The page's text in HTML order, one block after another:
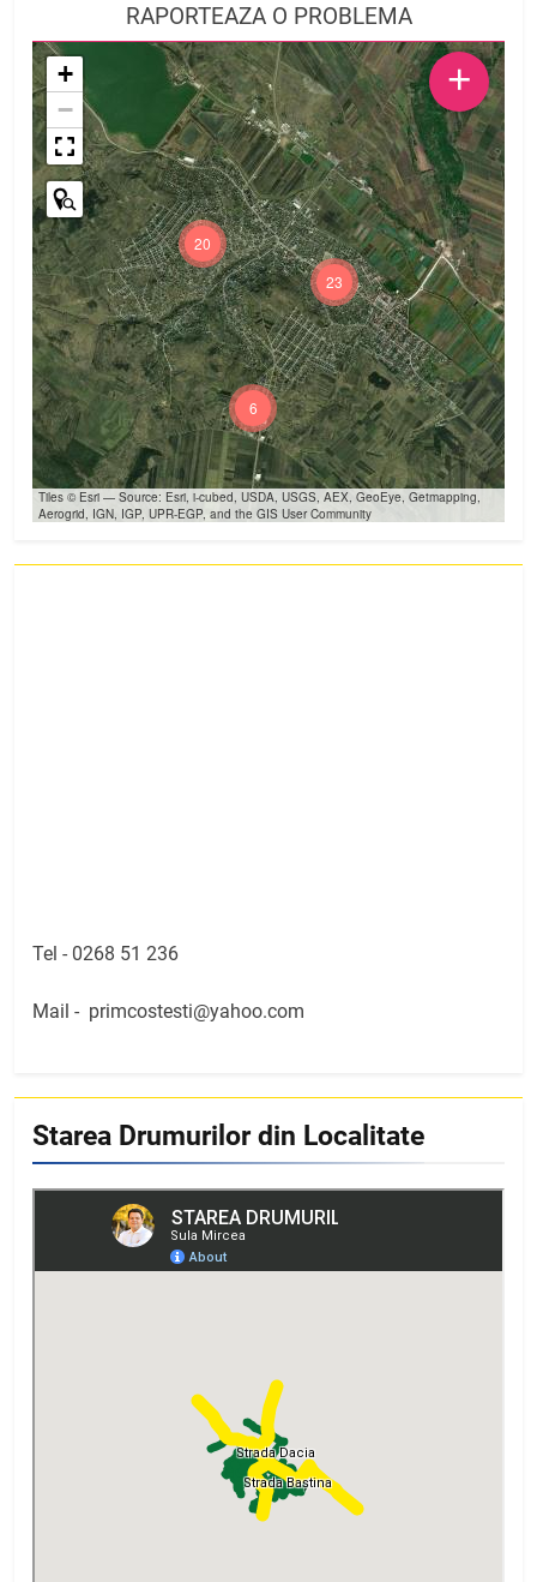
RAPORTEAZA O PROBLEMA
23
20
6
+
−
Tiles © Esri — Source: Esri, i-cubed, USDA, USGS, AEX, GeoEye, Getmapping,
Aerogrid, IGN, IGP, UPR-EGP, and the GIS User Community
+
Tel - 0268 51 236
Mail - primcostesti@yahoo.com
Starea Drumurilor din Localitate